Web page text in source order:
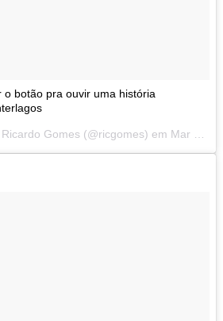
o botão pra ouvir uma história
Gomes (@ricgomes) em Mar 3, 2014 at 2:46 PDT